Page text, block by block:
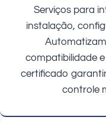
Serviços para
instalação,
compatibilidade
certificado
controle